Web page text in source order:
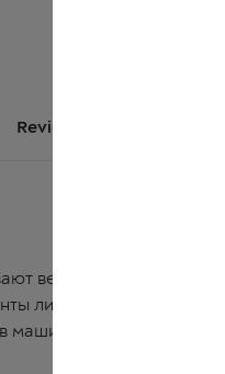
Reviews (0)
вельбо,
лица вышитые.
игрушкой для